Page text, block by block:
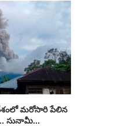
దేశంలో మరోసారి పేలిన
సునామీ...